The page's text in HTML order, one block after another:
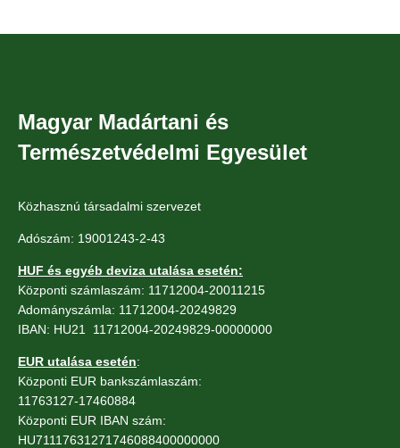
Magyar Madártani és
Természetvédelmi Egyesület
Közhasznú társadalmi szervezet
Adószám: 19001243-2-43
HUF és egyéb deviza utalása esetén:
Központi számlaszám: 11712004-20011215
Adományszámla: 11712004-20249829
IBAN: HU21 11712004-20249829-00000000
EUR utalása esetén:
Központi EUR bankszámlaszám:
11763127-17460884
Központi EUR IBAN szám:
HU71117631271746088400000000